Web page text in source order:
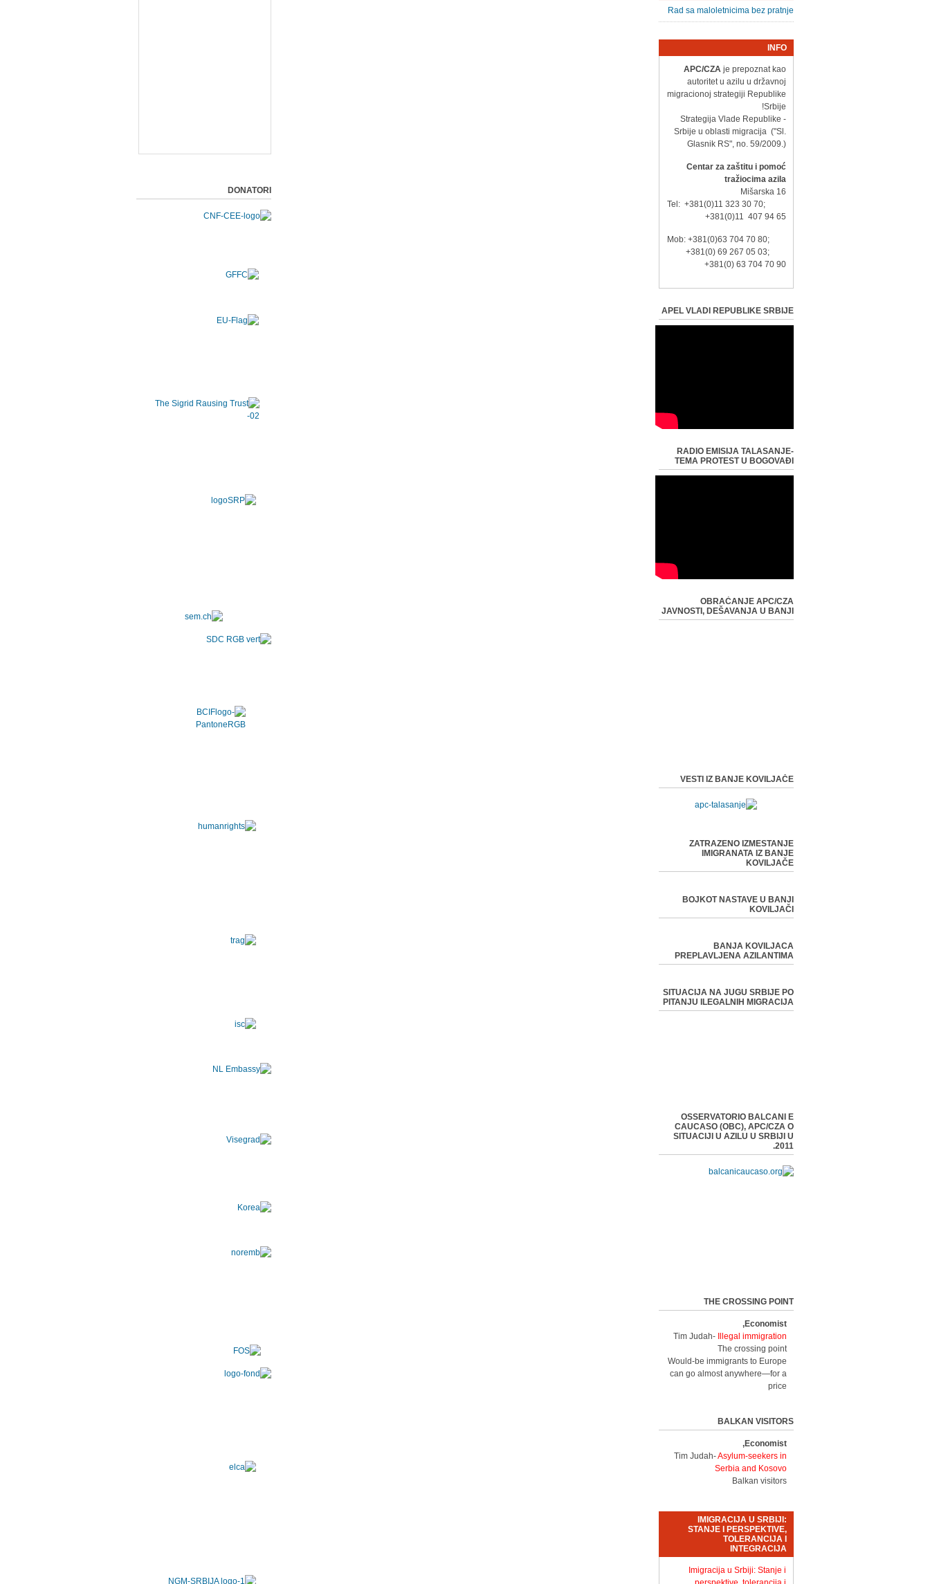
DONATORI
Rad sa maloletnicima bez pratnje
INFO
APC/CZA je prepoznat kao
autoritet u azilu u državnoj
migracionoj strategiji Republike
Srbije!
- Strategija Vlade Republike
Srbije u oblasti migracija ("Sl.
Glasnik RS", no. 59/2009.)
Centar za zaštitu i pomoć
tražiocima azila
Mišarska 16
Tel: +381(0)11 323 30 70;
+381(0)11 407 94 65
Mob: +381(0)63 704 70 80;
+381(0) 69 267 05 03;
+381(0) 63 704 70 90
APEL VLADI REPUBLIKE SRBIJE
RADIO EMISIJA TALASANJE-
TEMA PROTEST U BOGOVAĐI
OBRAĆANJE APC/CZA
JAVNOSTI, DEŠAVANJA U BANJI
VESTI IZ BANJE KOVILJAČE
ZATRAZENO IZMESTANJE
IMIGRANATA IZ BANJE
KOVILJAČE
BOJKOT NASTAVE U BANJI
KOVILJAČI
BANJA KOVILJACA
PREPLAVLJENA AZILANTIMA
SITUACIJA NA JUGU SRBIJE PO
PITANJU ILEGALNIH MIGRACIJA
OSSERVATORIO BALCANI E
CAUCASO (OBC), APC/CZA O
SITUACIJI U AZILU U SRBIJI U
2011.
THE CROSSING POINT
Economist,
Tim Judah-
Illegal immigration
The crossing point
Would-be immigrants to Europe
can go almost anywhere—for a
price
BALKAN VISITORS
Economist,
Tim Judah-Asylum-seekers in
Serbia and Kosovo
Balkan visitors
IMIGRACIJA U SRBIJI:
STANJE I PERSPEKTIVE,
TOLERANCIJA I
INTEGRACIJA
Imigracija u Srbiji: Stanje i